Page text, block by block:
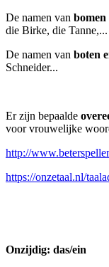
De namen van bomen
die Birke, die Tanne,...
De namen van boten
Schneider...
Er zijn bepaalde
voor vrouwelijke
http://
https://onzetaal.nl/
Onzijdig: das/ein